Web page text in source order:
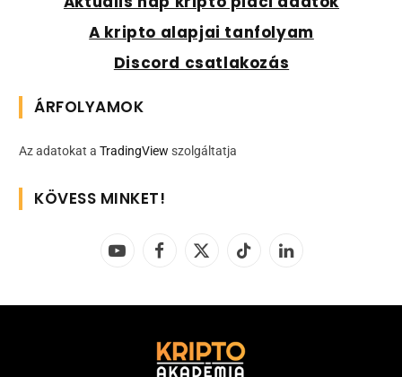
A kripto alapjai tanfolyam
Discord csatlakozás
ÁRFOLYAMOK
Az adatokat a TradingView szolgáltatja
KÖVESS MINKET!
YouTubeFacebook
X
TikTok LinkedIn